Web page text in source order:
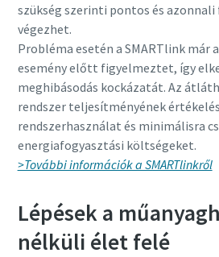
szükség szerinti pontos és
végezhet.
Probléma esetén a SMARTlink már
esemény előtt figyelmeztet, így
meghibásodás kockázatát. Az
rendszer teljesítményének
rendszerhasználat és minimálisra
energiafogyasztási költségeket.
>További információk a SMARTlinkről
Lépések a
nélküli élet felé